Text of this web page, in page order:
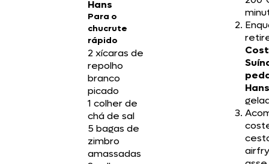
Hans
Para o
chucrute
rápido
2 xícaras de
repolho
branco
picado
1 colher de
chá de sal
5 bagas de
zimbro
amassadas